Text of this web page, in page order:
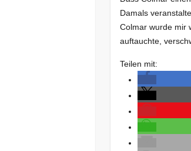
Damals
Colmar wurde mir
auftauchte,
Teilen mit: